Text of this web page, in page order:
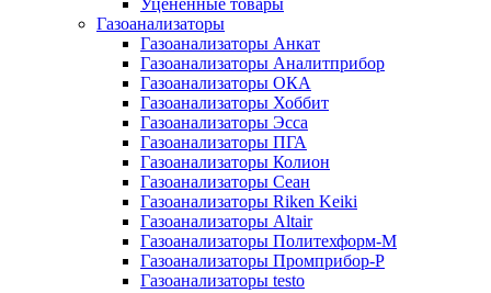
Уцененные товары
Газоанализаторы
Газоанализаторы Анкат
Газоанализаторы Аналитприбор
Газоанализаторы ОКА
Газоанализаторы Хоббит
Газоанализаторы Эсса
Газоанализаторы ПГА
Газоанализаторы Колион
Газоанализаторы Сеан
Газоанализаторы Riken Keiki
Газоанализаторы Altair
Газоанализаторы Политехформ-М
Газоанализаторы Промприбор-Р
Газоанализаторы testo